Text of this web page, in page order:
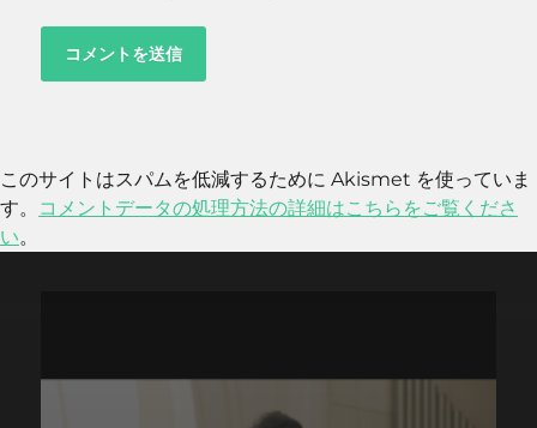
このサイトはスパムを低減するために Akismet を使っていま
す。
コメントデータの処理方法の詳細はこちらをご覧くださ
い。